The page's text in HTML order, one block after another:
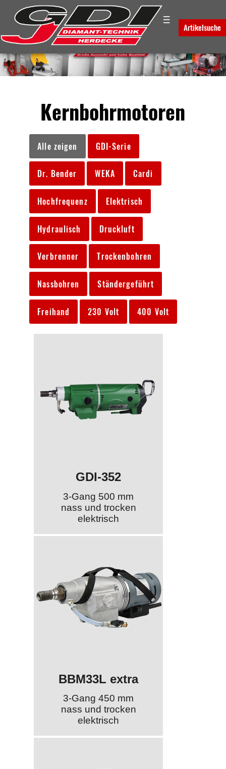
☰
Artikelsuche
Kernbohrmotoren
Alle zeigen GDI-Serie
Dr. Bender WEKA Cardi
Hochfrequenz Elektrisch
Hydraulisch Druckluft
Verbrenner Trockenbohren
Nassbohren Ständergeführt
Freihand 230 Volt 400 Volt
GDI-352
3-Gang 500 mm
nass und trocken
elektrisch
BBM33L extra
3-Gang 450 mm
nass und trocken
elektrisch